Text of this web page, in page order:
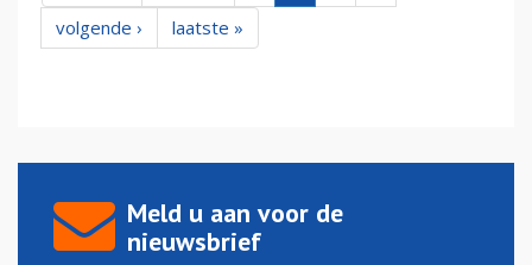
volgende ›
laatste »
Meld u aan voor de
nieuwsbrief